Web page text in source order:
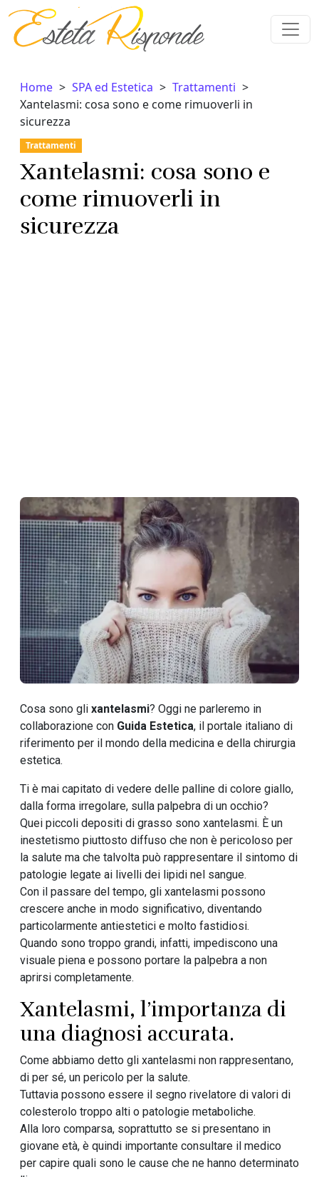
Vai al contenuto
Home SPA ed Estetica
Trattamenti
Xantelasmi: cosa sono e come rimuoverli in
sicurezza
Trattamenti
Xantelasmi: cosa sono e
come rimuoverli in
sicurezza
Cosa sono gli xantelasmi? Oggi ne parleremo in
collaborazione con Guida Estetica, il portale italiano di
riferimento per il mondo della medicina e della chirurgia
estetica.
Ti è mai capitato di vedere delle palline di colore giallo,
dalla forma irregolare, sulla palpebra di un occhio?
Quei piccoli depositi di grasso sono xantelasmi. È un
inestetismo piuttosto diffuso che non è pericoloso per
la salute ma che talvolta può rappresentare il sintomo di
patologie legate ai livelli dei lipidi nel sangue.
Con il passare del tempo, gli xantelasmi possono
crescere anche in modo significativo, diventando
particolarmente antiestetici e molto fastidiosi.
Quando sono troppo grandi, infatti, impediscono una
visuale piena e possono portare la palpebra a non
aprirsi completamente.
Xantelasmi, l’importanza di
una diagnosi accurata.
Come abbiamo detto gli xantelasmi non rappresentano,
di per sé, un pericolo per la salute.
Tuttavia possono essere il segno rivelatore di valori di
colesterolo troppo alti o patologie metaboliche.
Alla loro comparsa, soprattutto se si presentano in
giovane età, è quindi importante consultare il medico
per capire quali sono le cause che ne hanno determinato